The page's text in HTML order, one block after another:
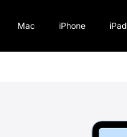
Mac iPhone iPad